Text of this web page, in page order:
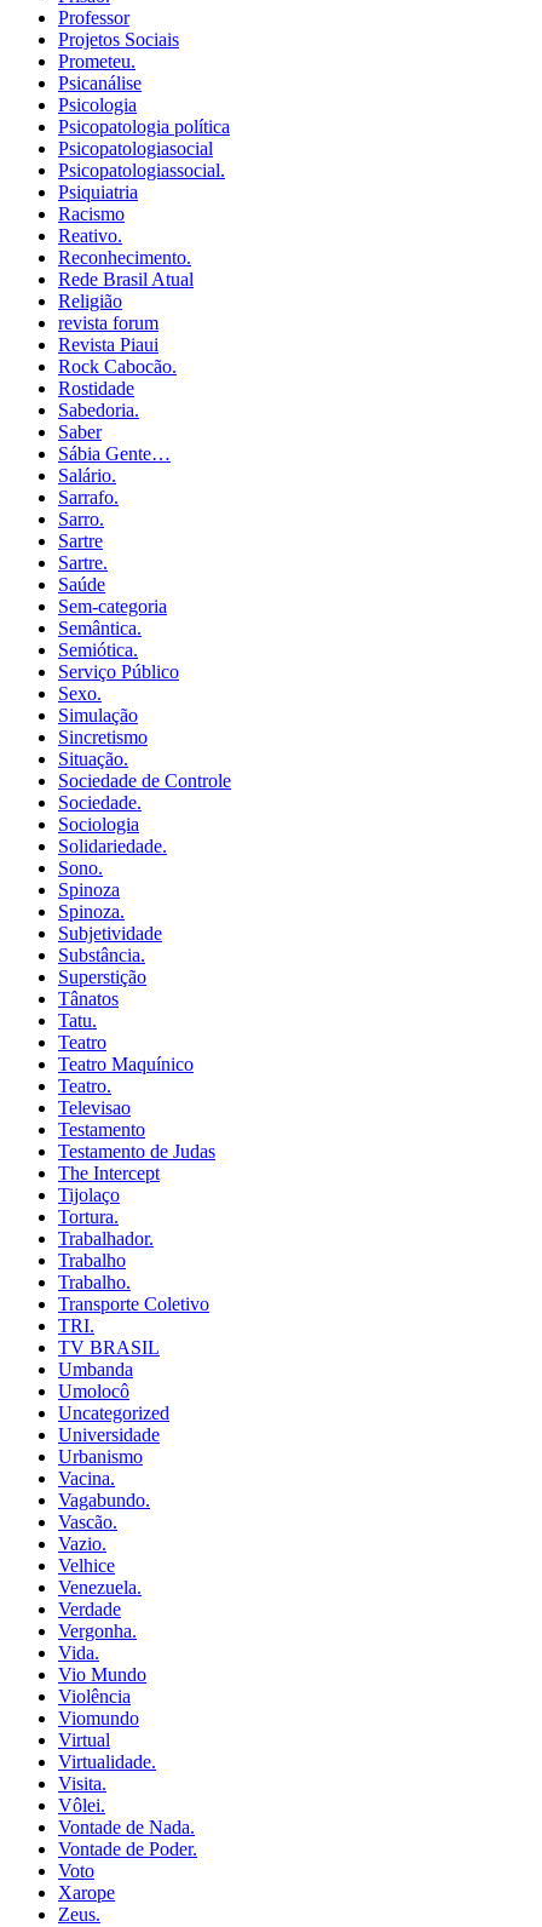
Professor
Projetos Sociais
Prometeu.
Psicanálise
Psicologia
Psicopatologia política
Psicopatologiasocial
Psicopatologiassocial.
Psiquiatria
Racismo
Reativo.
Reconhecimento.
Rede Brasil Atual
Religião
revista forum
Revista Piaui
Rock Cabocão.
Rostidade
Sabedoria.
Saber
Sábia Gente…
Salário.
Sarrafo.
Sarro.
Sartre
Sartre.
Saúde
Sem-categoria
Semântica.
Semiótica.
Serviço Público
Sexo.
Simulação
Sincretismo
Situação.
Sociedade de Controle
Sociedade.
Sociologia
Solidariedade.
Sono.
Spinoza
Spinoza.
Subjetividade
Substância.
Superstição
Tânatos
Tatu.
Teatro
Teatro Maquínico
Teatro.
Televisao
Testamento
Testamento de Judas
The Intercept
Tijolaço
Tortura.
Trabalhador.
Trabalho
Trabalho.
Transporte Coletivo
TRI.
TV BRASIL
Umbanda
Umolocô
Uncategorized
Universidade
Urbanismo
Vacina.
Vagabundo.
Vascão.
Vazio.
Velhice
Venezuela.
Verdade
Vergonha.
Vida.
Vio Mundo
Violência
Viomundo
Virtual
Virtualidade.
Visita.
Vôlei.
Vontade de Nada.
Vontade de Poder.
Voto
Xarope
Zeus.